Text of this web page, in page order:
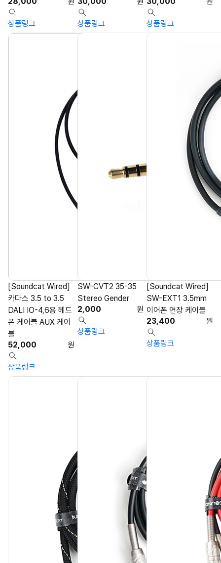
상품링크 상품링크 상품링크
[Soundcat Wired]
카다스 3.5 to 3.5
DALI IO-4,6용 헤드
폰 케이블 AUX 케이
블
52,000
원
상품링크
SW-CVT2 35-35
Stereo Gender
2,000
원
상품링크
[Soundcat Wired]
SW-EXT1 3.5mm
이어폰 연장 케이블
23,400
원
상품링크